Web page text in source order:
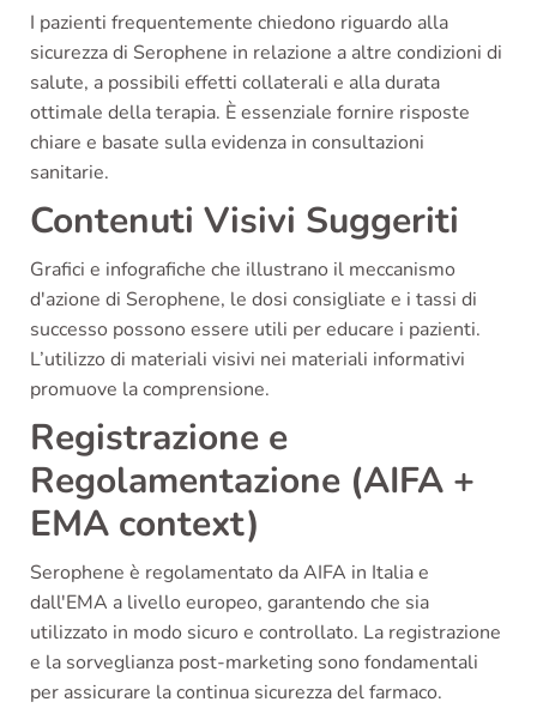
I pazienti frequentemente chiedono riguardo alla
sicurezza di Serophene in relazione a altre condizioni di
salute, a possibili effetti collaterali e alla durata
ottimale della terapia. È essenziale fornire risposte
chiare e basate sulla evidenza in consultazioni
sanitarie.
Contenuti Visivi Suggeriti
Grafici e infografiche che illustrano il meccanismo
d'azione di Serophene, le dosi consigliate e i tassi di
successo possono essere utili per educare i pazienti.
L’utilizzo di materiali visivi nei materiali informativi
promuove la comprensione.
Registrazione e
Regolamentazione (AIFA +
EMA context)
Serophene è regolamentato da AIFA in Italia e
dall'EMA a livello europeo, garantendo che sia
utilizzato in modo sicuro e controllato. La registrazione
e la sorveglianza post-marketing sono fondamentali
per assicurare la continua sicurezza del farmaco.